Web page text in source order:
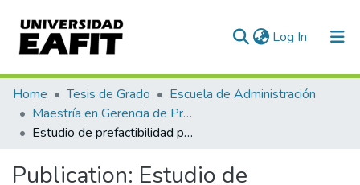
Log In (current)
Communities & Collections
All of DSpace
Home Tesis de Grado
Escuela de Administración
Maestría en Gerencia de Proyectos (Tesis)
Estudio de prefactibilidad para la implementación de dispositivos de optimización aerodinámica en vehículos de transporte de carga terrestre en Colombia
Publication: Estudio de